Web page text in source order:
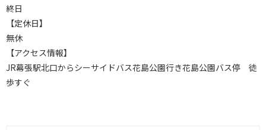
終日
【定休日】
無休
【アクセス情報】
JR幕張駅北口からシーサイドバス花島公園行き花島公園バス停 徒
歩すぐ